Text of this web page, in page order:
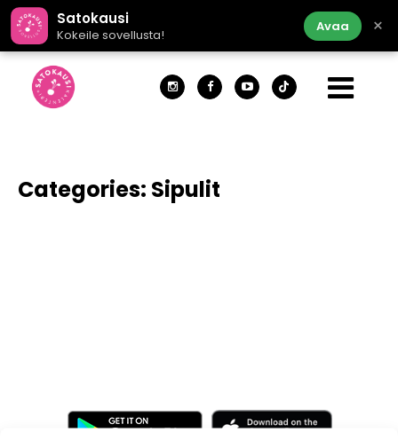
Satokausi
Kokeile sovellusta!
Avaa ×
Categories: Sipulit